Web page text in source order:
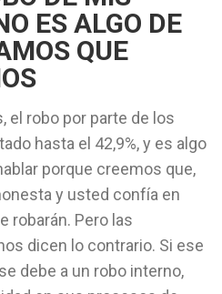
ES ALGO DE
QUE
el robo por parte de los
hasta el 42,9%, y es algo
porque creemos que,
y usted confía en
robarán. Pero las
dicen lo contrario. Si ese
debe a un robo interno,